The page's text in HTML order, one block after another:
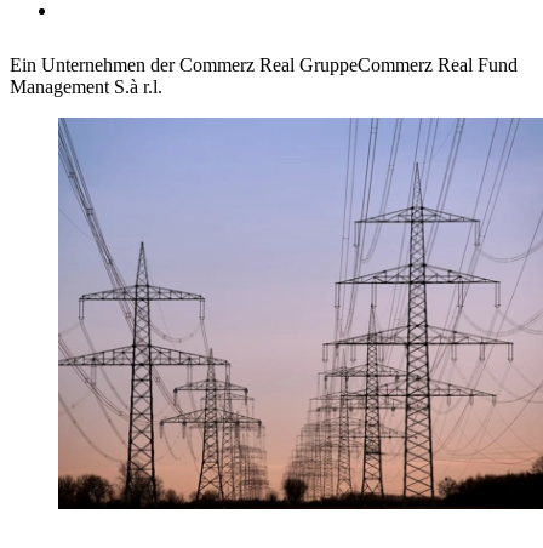
Ein Unternehmen der Commerz Real GruppeCommerz Real Fund
Management S.à r.l.